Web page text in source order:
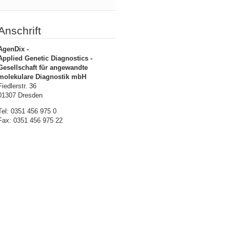
-
Genetic Diagnostics -
für angewandte
Diagnostik mbH
36
Dresden
0351 456 975 0
0351 456 975 22